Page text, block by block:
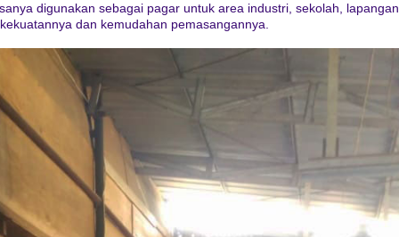
digunakan sebagai pagar untuk area industri, sekolah, lapangan
dan kemudahan pemasangannya.